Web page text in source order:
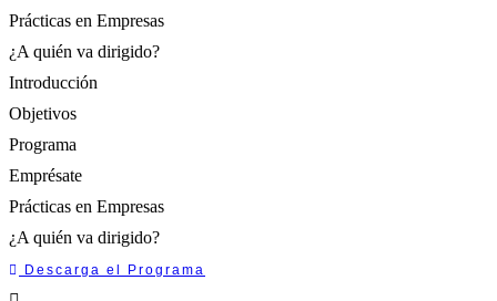
Prácticas en Empresas
¿A quién va dirigido?
Introducción
Objetivos
Programa
Emprésate
Prácticas en Empresas
¿A quién va dirigido?
Descarga el Programa